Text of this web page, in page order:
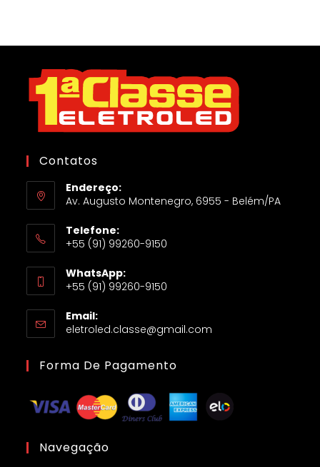
Contatos
Endereço:
Av. Augusto Montenegro, 6955 - Belém/PA
Telefone:
+55 (91) 99260-9150
WhatsApp:
+55 (91) 99260-9150
Email:
eletroled.classe@gmail.com
Forma De Pagamento
Navegação